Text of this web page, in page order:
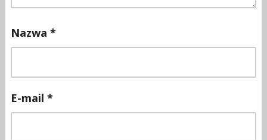
Nazwa *
E-mail *